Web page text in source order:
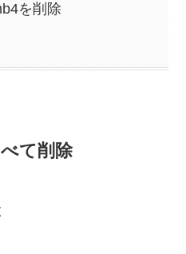
を削除
て削除